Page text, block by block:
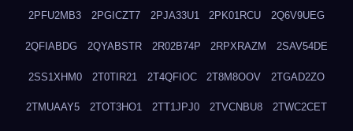
2PFU2MB3 2PGICZT7 2PJA33U1 2PK01RCU 2Q6V9UEG
2QFIABDG 2QYABSTR 2R02B74P 2RPXRAZM 2SAV54DE
2SS1XHM0 2T0TIR21 2T4QFIOC 2T8M8OOV 2TGAD2ZO
2TMUAAY5 2TOT3HO1 2TT1JPJ0 2TVCNBU8 2TWC2CET